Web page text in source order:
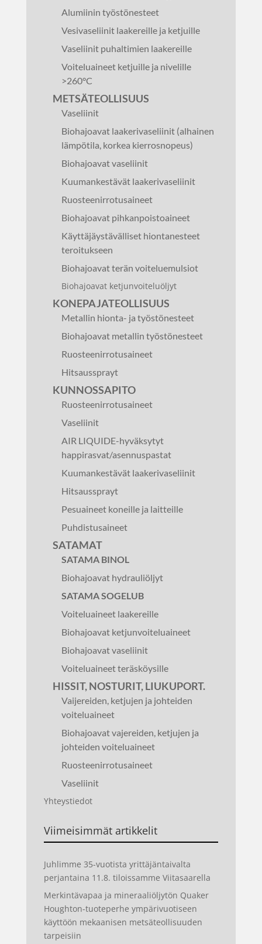
Alumiinin työstönesteet
Vesivaseliinit laakereille ja ketjuille
Vaseliinit puhaltimien laakereille
Voiteluaineet ketjuille ja nivelille
>260°C
METSÄTEOLLISUUS
Vaseliinit
Biohajoavat laakerivaseliinit (alhainen
lämpötila, korkea kierrosnopeus)
Biohajoavat vaseliinit
Kuumankestävät laakerivaseliinit
Ruosteenirrotusaineet
Biohajoavat pihkanpoistoaineet
Käyttäjäystävälliset hiontanesteet
teroitukseen
Biohajoavat terän voiteluemulsiot
Biohajoavat ketjunvoiteluöljyt
KONEPAJATEOLLISUUS
Metallin hionta- ja työstönesteet
Biohajoavat metallin työstönesteet
Ruosteenirrotusaineet
Hitsaussprayt
KUNNOSSAPITO
Ruosteenirrotusaineet
Vaseliinit
AIR LIQUIDE-hyväksytyt
happirasvat/asennuspastat
Kuumankestävät laakerivaseliinit
Hitsaussprayt
Pesuaineet koneille ja laitteille
Puhdistusaineet
SATAMAT
SATAMA BINOL
Biohajoavat hydrauliöljyt
SATAMA SOGELUB
Voiteluaineet laakereille
Biohajoavat ketjunvoiteluaineet
Biohajoavat vaseliinit
Voiteluaineet teräsköysille
HISSIT, NOSTURIT, LIUKUPORT.
Vaijereiden, ketjujen ja johteiden
voiteluaineet
Biohajoavat vajereiden, ketjujen ja
johteiden voiteluaineet
Ruosteenirrotusaineet
Vaseliinit
Yhteystiedot
Viimeisimmät artikkelit
Juhlimme 35-vuotista yrittäjäntaivalta
perjantaina 11.8. tiloissamme Viitasaarella
Merkintävapaa ja mineraaliöljytön Quaker
Houghton-tuoteperhe ympärivuotiseen
käyttöön mekaanisen metsäteollisuuden
tarpeisiin